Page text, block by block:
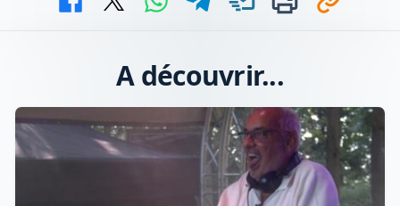
A découvrir...